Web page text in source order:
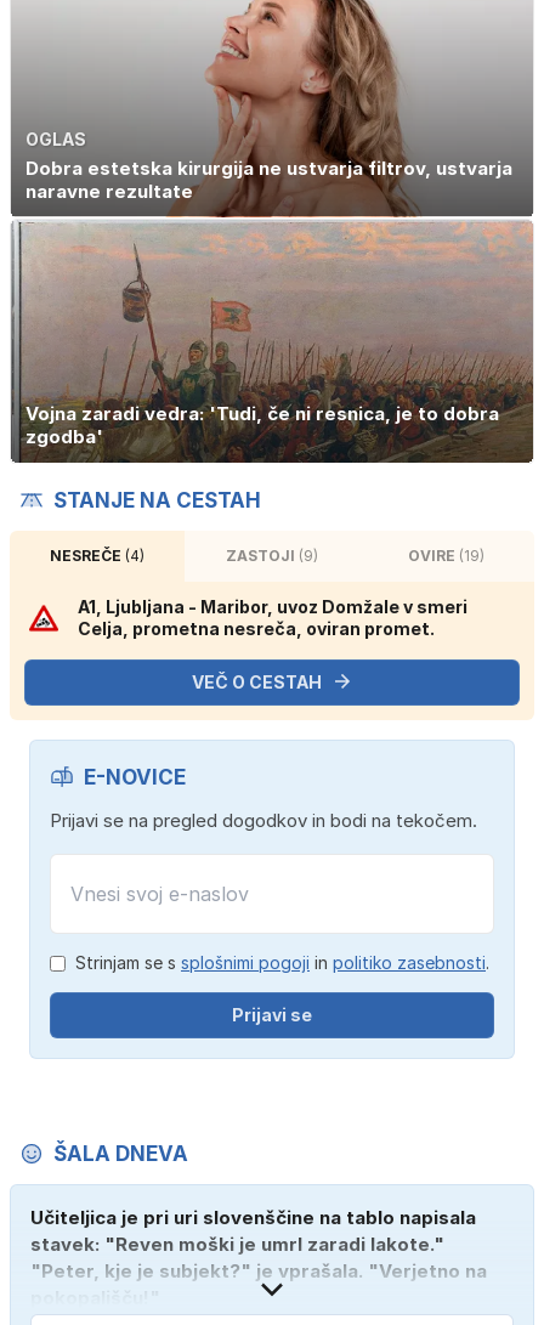
OGLAS
Dobra estetska kirurgija ne ustvarja filtrov, ustvarja
naravne rezultate
Vojna zaradi vedra: 'Tudi, če ni resnica, je to dobra
zgodba'
STANJE NA CESTAH
NESREČE (4) ZASTOJI (9) OVIRE (19)
A1, Ljubljana - Maribor, uvoz Domžale v smeri
Celja, prometna nesreča, oviran promet.
VEČ O CESTAH
E-NOVICE
Prijavi se na pregled dogodkov in bodi na tekočem.
Strinjam se s splošnimi pogoji in politiko zasebnosti.
Prijavi se
ŠALA DNEVA
Učiteljica je pri uri slovenščine na tablo napisala
stavek: "Reven moški je umrl zaradi lakote."
"Peter, kje je subjekt?" je vprašala. "Verjetno na